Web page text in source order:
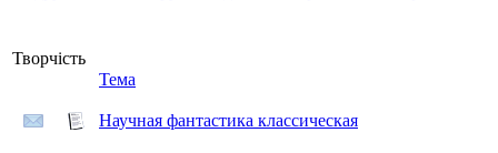
Творчість
Тема
Научная фантастика классическая